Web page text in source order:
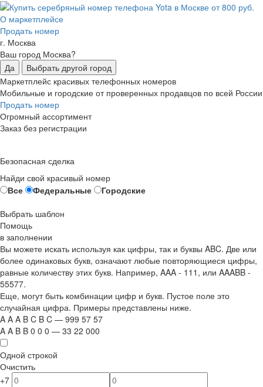
О маркетплейсе
Продать номер
г. Москва
Ваш город Москва?
Да
Выбрать другой город
Маркетплейс красивых телефонных номеров
Мобильные и городские от проверенных продавцов по всей России
Продать номер
Огромный ассортимент
Заказ без регистрации
Безопасная сделка
Найди свой красивый номер
Все
Федеральные
Городские
Выбрать шаблон
Помощь
в заполнении
Вы можете искать используя как цифры, так и буквы ABC. Две или
более одинаковых букв, означают любые повторяющиеся цифры,
равные количеству этих букв. Например, AAA - 111 , или AAABB -
55577.
Еще, могут быть комбинации цифр и букв. Пустое поле это
случайная цифра. Примеры представлены ниже.
A A A B C B C — 999 57 57
A A B B 0 0 0 — 33 22 000
Одной строкой
Очистить
+7